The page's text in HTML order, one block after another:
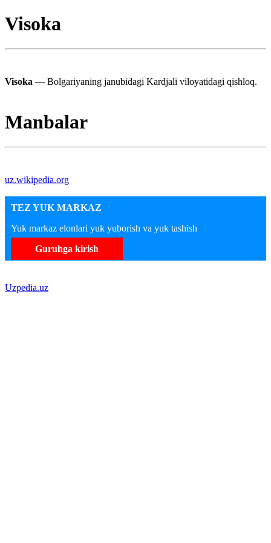
Visoka
Visoka — Bolgariyaning janubidagi Kardjali viloyatidagi qishloq.
Manbalar
uz.wikipedia.org
TEZ YUK MARKAZ
Yuk markaz elonlari yuk yuborish va yuk tashish
Guruhga kirish
Uzpedia.uz